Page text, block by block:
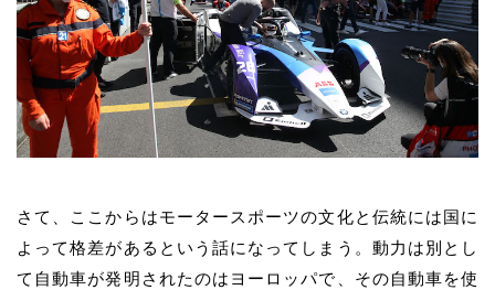
さて、ここからはモータースポーツの文化と伝統には国に
よって格差があるという話になってしまう。動力は別とし
て自動車が発明されたのはヨーロッパで、その自動車を使